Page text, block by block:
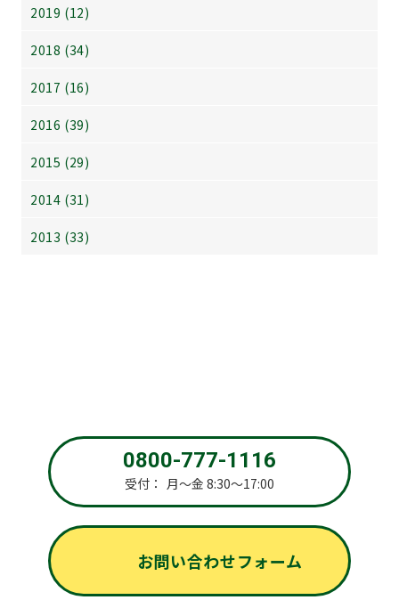
2019 (12)
2018 (34)
2017 (16)
2016 (39)
2015 (29)
2014 (31)
2013 (33)
0800-777-1116
受付： 月～金 8:30～17:00
お問い合わせフォーム